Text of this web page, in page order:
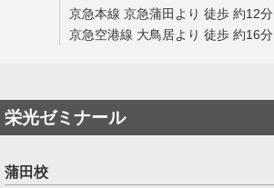
京急本線 京急蒲田より 徒歩 約12分
京急空港線 大鳥居より 徒歩 約16分
栄光ゼミナール
蒲田校